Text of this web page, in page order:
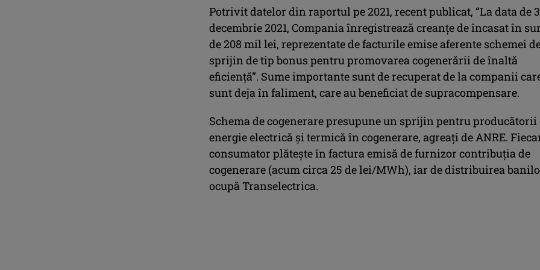
Potrivit datelor din raportul pe 2021, recent publicat, “La data de
decembrie 2021, Compania înregistrează creanțe de încasat în
de 208 mil lei, reprezentate de facturile emise aferente schemei
sprijin de tip bonus pentru promovarea cogenerării de înaltă
eficiență”. Sume importante sunt de recuperat de la companii
sunt deja în faliment, care au beneficiat de supracompensare.
Schema de cogenerare presupune un sprijin pentru producătorii
energie electrică și termică în cogenerare, agreați de ANRE.
consumator plătește în factura emisă de furnizor contribuția de
cogenerare (acum circa 25 de lei/MWh), iar de distribuirea
ocupă Transelectrica.